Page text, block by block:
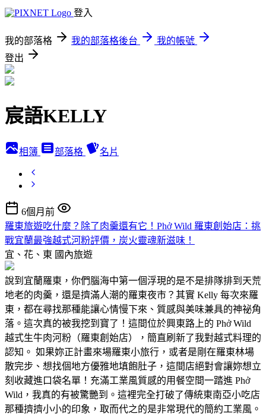
登入
我的部落格 我的部落格後台
我的帳號
登出
宸語KELLY
相簿 部落格 名片
6個月前
羅東旅遊吃什麼？除了肉羹還有它！Phở Wild 羅東創始店：挑
戰宜蘭最強越式河粉評價，炭火靈魂新滋味！
宜、花、東 國內旅遊
說到宜蘭羅東，你們腦海中第一個浮現的是不是排隊排到天荒
地老的肉羹，還是擠滿人潮的羅東夜市？其實 Kelly 每次來羅
東，都在尋找那種能讓心情慢下來、質感與美味兼具的神祕角
落。這次真的被我挖到寶了！這間位於興東路上的 Phở Wild
越式生牛肉河粉（羅東創始店），簡直刷新了我對越式料理的
認知。 如果妳正計畫來場羅東小旅行，或者是剛在羅東林場
散完步、想找個地方優雅地填飽肚子，這間店絕對會讓妳想立
刻收藏進口袋名單！充滿工業風質感的用餐空間一踏進 Phở
Wild，我真的有被驚艷到。這裡完全打破了傳統東南亞小吃店
那種擠擠小小的印象，取而代之的是非常現代的簡約工業風。